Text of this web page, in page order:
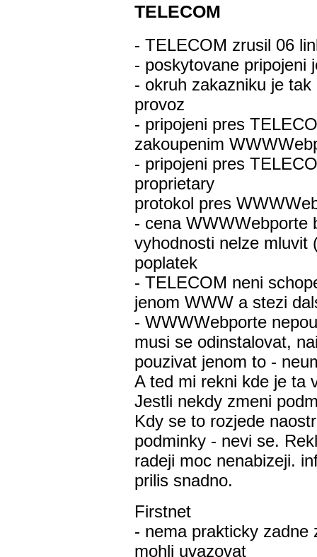
TELECOM
- TELECOM zrusil 06
- poskytovane pripojeni
- okruh zakazniku je
provoz
- pripojeni pres
zakoupenim
- pripojeni pres
proprietary
protokol pres
- cena WWWWebporte
vyhodnosti nelze mluvit
poplatek
- TELECOM neni
jenom WWW a stezi
- WWWWebporte
musi se odinstalovat,
pouzivat jenom to -
A ted mi rekni kde je ta
Jestli nekdy zmeni
Kdy se to rozjede
podminky - nevi se.
radeji moc nenabizeji.
prilis snadno.
Firstnet
- nema prakticky zadne
mohli uvazovat